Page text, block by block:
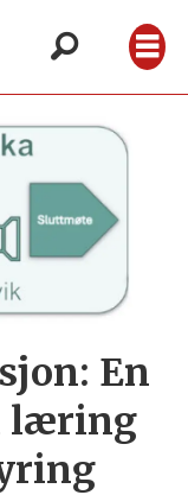
En
læring